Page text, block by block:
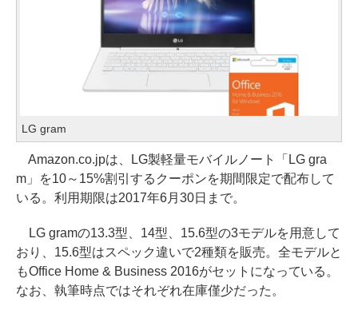
LG gram
Amazon.co.jpは、LG製軽量モバイルノート「LG gra
m」を10～15%割引するクーポンを期間限定で配布して
いる。利用期限は2017年6月30日まで。
LG gramの13.3型、14型、15.6型の3モデルを用意して
おり、15.6型はスペック違いで2種類を販売。全モデルと
もOffice Home & Business 2016がセットになっている。
なお、執筆時点ではそれぞれ在庫僅少だった。